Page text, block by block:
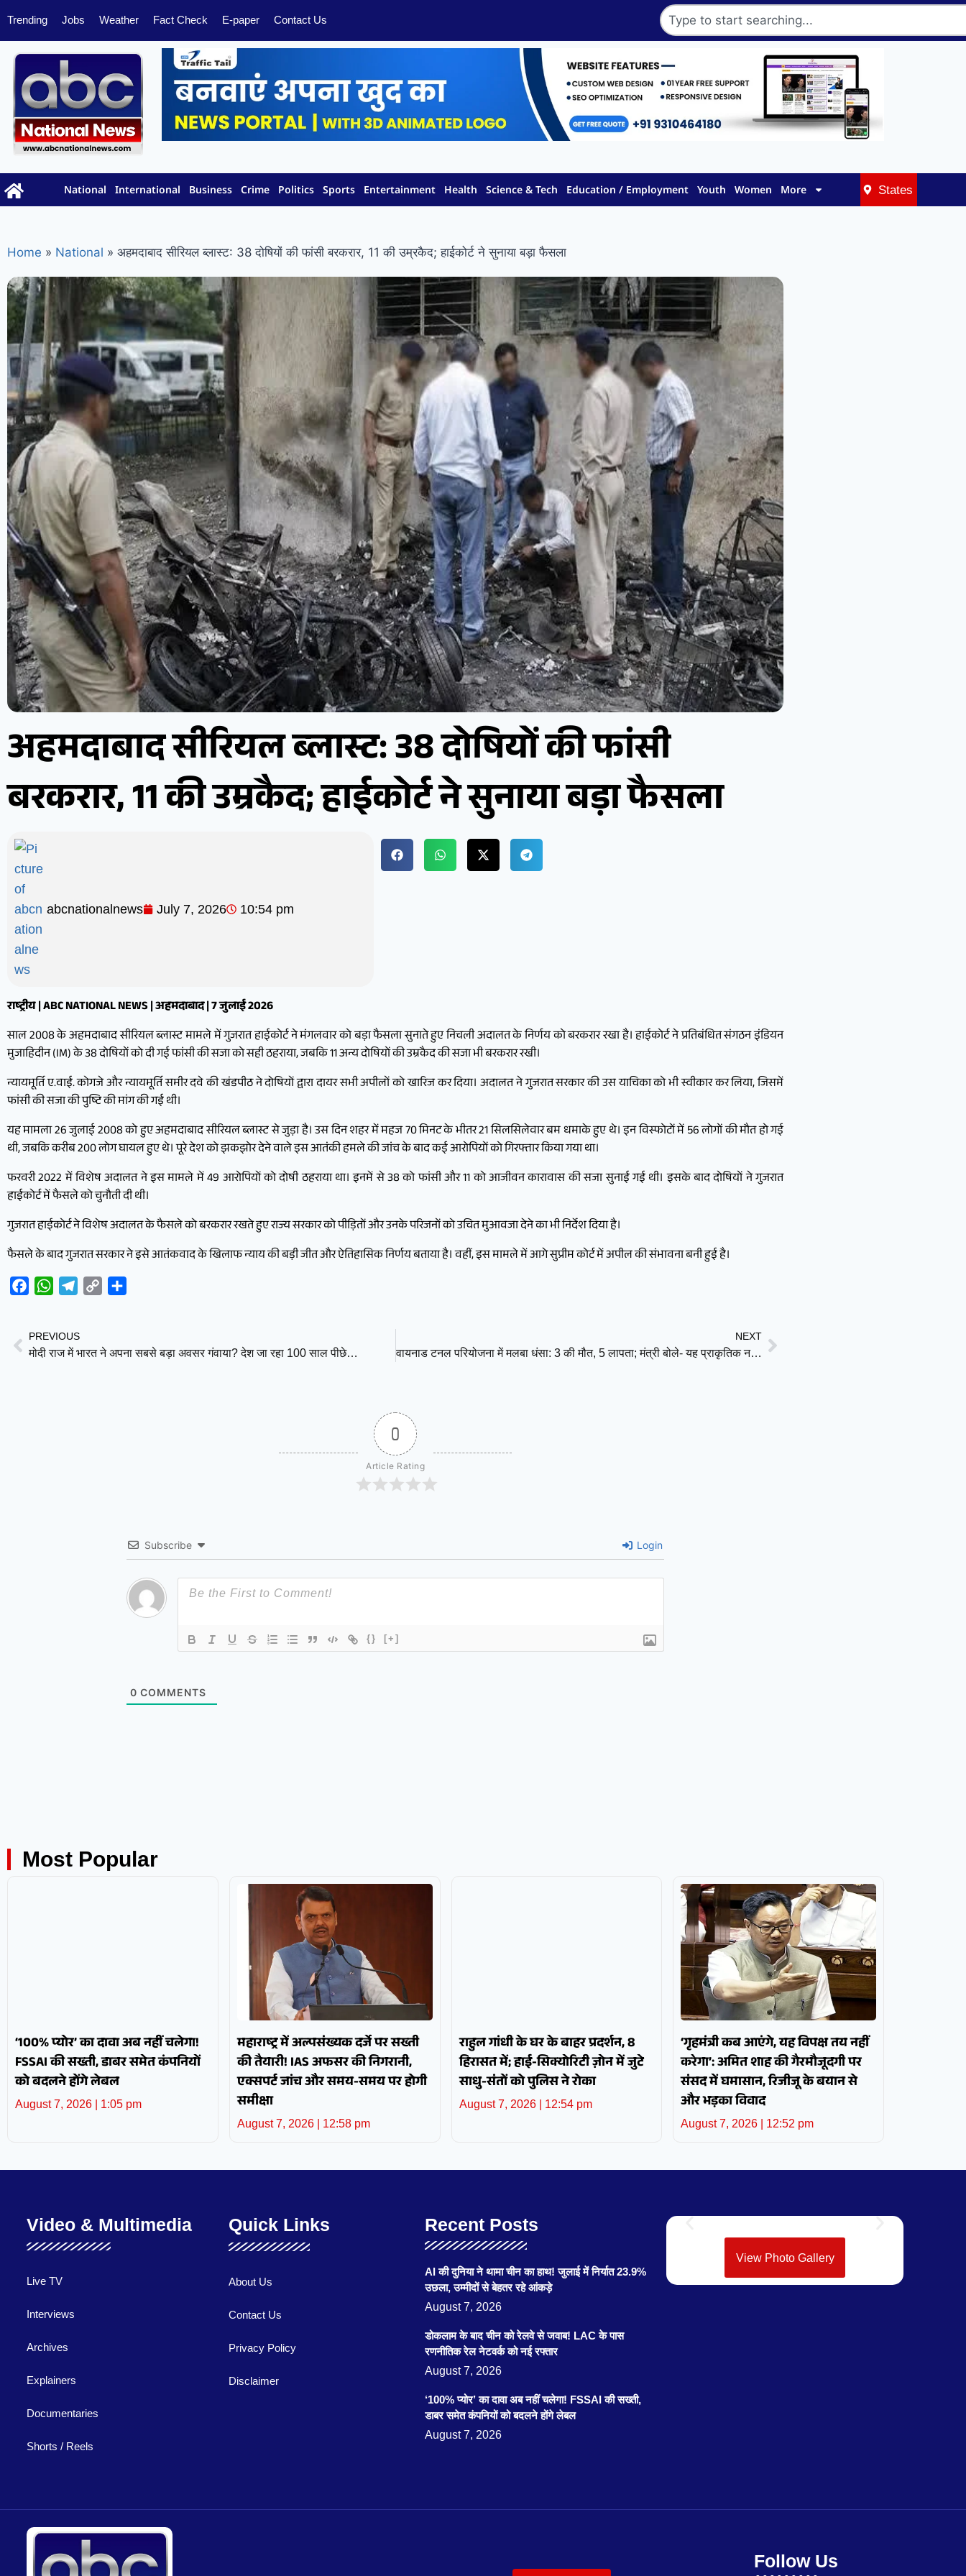
Trending Jobs Weather Fact Check E-paper Contact Us
National International Business Crime Politics Sports Entertainment Health Science & Tech Education / Employment Youth Women More States
Home » National » अहमदाबाद सीरियल ब्लास्ट: 38 दोषियों की फांसी बरकरार, 11 की उम्रकैद; हाईकोर्ट ने सुनाया बड़ा फैसला
अहमदाबाद सीरियल ब्लास्ट: 38 दोषियों की फांसी
बरकरार, 11 की उम्रकैद; हाईकोर्ट ने सुनाया बड़ा फैसला
abcnationalnews July 7, 2026 10:54 pm
राष्ट्रीय | ABC NATIONAL NEWS | अहमदाबाद | 7 जुलाई 2026
साल 2008 के अहमदाबाद सीरियल ब्लास्ट मामले में गुजरात हाईकोर्ट ने मंगलवार को बड़ा फैसला सुनाते हुए निचली अदालत के निर्णय को बरकरार रखा है। हाईकोर्ट ने प्रतिबंधित संगठन इंडियन
मुजाहिदीन (IM) के 38 दोषियों को दी गई फांसी की सजा को सही ठहराया, जबकि 11 अन्य दोषियों की उम्रकैद की सजा भी बरकरार रखी।
न्यायमूर्ति ए.वाई. कोगजे और न्यायमूर्ति समीर दवे की खंडपीठ ने दोषियों द्वारा दायर सभी अपीलों को खारिज कर दिया। अदालत ने गुजरात सरकार की उस याचिका को भी स्वीकार कर लिया, जिसमें
फांसी की सजा की पुष्टि की मांग की गई थी।
यह मामला 26 जुलाई 2008 को हुए अहमदाबाद सीरियल ब्लास्ट से जुड़ा है। उस दिन शहर में महज 70 मिनट के भीतर 21 सिलसिलेवार बम धमाके हुए थे। इन विस्फोटों में 56 लोगों की मौत हो गई
थी, जबकि करीब 200 लोग घायल हुए थे। पूरे देश को झकझोर देने वाले इस आतंकी हमले की जांच के बाद कई आरोपियों को गिरफ्तार किया गया था।
फरवरी 2022 में विशेष अदालत ने इस मामले में 49 आरोपियों को दोषी ठहराया था। इनमें से 38 को फांसी और 11 को आजीवन कारावास की सजा सुनाई गई थी। इसके बाद दोषियों ने गुजरात
हाईकोर्ट में फैसले को चुनौती दी थी।
गुजरात हाईकोर्ट ने विशेष अदालत के फैसले को बरकरार रखते हुए राज्य सरकार को पीड़ितों और उनके परिजनों को उचित मुआवजा देने का भी निर्देश दिया है।
फैसले के बाद गुजरात सरकार ने इसे आतंकवाद के खिलाफ न्याय की बड़ी जीत और ऐतिहासिक निर्णय बताया है। वहीं, इस मामले में आगे सुप्रीम कोर्ट में अपील की संभावना बनी हुई है।
FacebookWhatsAppTelegram
Copy
PREVIOUS
मोदी राज में भारत ने अपना सबसे बड़ा अवसर गंवाया? देश जा रहा 100 साल पीछे…
NEXT
वायनाड टनल परियोजना में मलबा धंसा: 3 की मौत, 5 लापता; मंत्री बोले- यह प्राकृतिक नहीं, मानवजनित हादसा
0
Article Rating
Subscribe Login
{} [+]
0 COMMENTS
Most Popular
‘100% प्योर’ का दावा अब नहीं चलेगा!
FSSAI की सख्ती, डाबर समेत कंपनियों
को बदलने होंगे लेबल
August 7, 2026 1:05 pm
महाराष्ट्र में अल्पसंख्यक दर्जे पर सख्ती
की तैयारी! IAS अफसर की निगरानी,
एक्सपर्ट जांच और समय-समय पर होगी
समीक्षा
August 7, 2026 12:58 pm
राहुल गांधी के घर के बाहर प्रदर्शन, 8
हिरासत में; हाई-सिक्योरिटी ज़ोन में जुटे
साधु-संतों को पुलिस ने रोका
August 7, 2026 12:54 pm
‘गृहमंत्री कब आएंगे, यह विपक्ष तय नहीं
करेगा’: अमित शाह की गैरमौजूदगी पर
संसद में घमासान, रिजीजू के बयान से
और भड़का विवाद
August 7, 2026 12:52 pm
Video & Multimedia
Live TV
Interviews
Archives
Explainers
Documentaries
Shorts / Reels
Quick Links
About Us
Contact Us
Privacy Policy
Disclaimer
Recent Posts
AI की दुनिया ने थामा चीन का हाथ! जुलाई में निर्यात 23.9%
उछला, उम्मीदों से बेहतर रहे आंकड़े
August 7, 2026
डोकलाम के बाद चीन को रेलवे से जवाब! LAC के पास
रणनीतिक रेल नेटवर्क को नई रफ्तार
August 7, 2026
‘100% प्योर’ का दावा अब नहीं चलेगा! FSSAI की सख्ती,
डाबर समेत कंपनियों को बदलने होंगे लेबल
August 7, 2026
View Photo Gallery
Follow Us